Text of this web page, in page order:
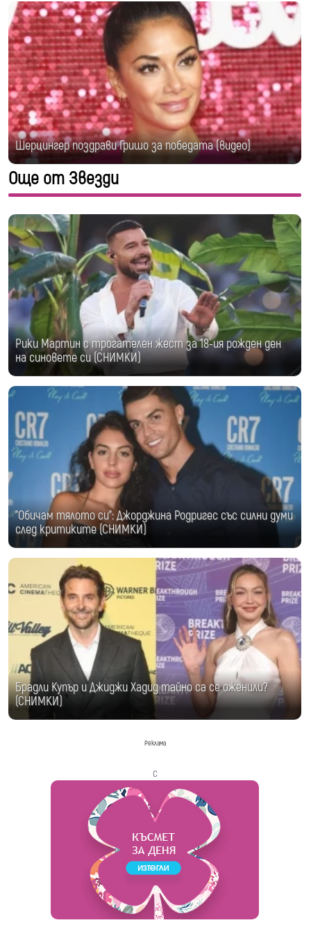
Шерцингер поздрави Гришо за победата (видео)
Още от Звезди
Рики Мартин с трогателен жест за 18-ия рожден ден
на синовете си (СНИМКИ)
"Обичам тялото си": Джорджина Родригес със силни думи
след критиките (СНИМКИ)
Брадли Купър и Джиджи Хадид тайно са се оженили?
(СНИМКИ)
Реклама
с